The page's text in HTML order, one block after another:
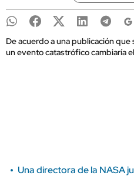
De acuerdo a una publicación
un evento catastrófico cambiaría
Una directora de la NASA